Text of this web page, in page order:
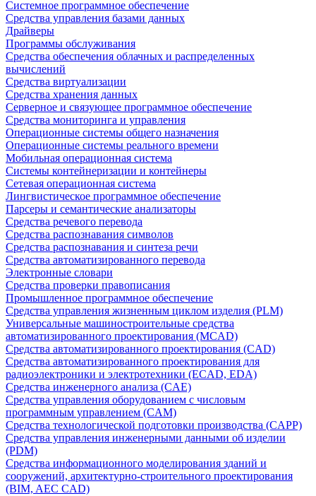
Системное программное обеспечение
Средства управления базами данных
Драйверы
Программы обслуживания
Средства обеспечения облачных и распределенных
вычислений
Средства виртуализации
Средства хранения данных
Серверное и связующее программное обеспечение
Средства мониторинга и управления
Операционные системы общего назначения
Операционные системы реального времени
Мобильная операционная система
Системы контейнеризации и контейнеры
Сетевая операционная система
Лингвистическое программное обеспечение
Парсеры и семантические анализаторы
Средства речевого перевода
Средства распознавания символов
Средства распознавания и синтеза речи
Средства автоматизированного перевода
Электронные словари
Средства проверки правописания
Промышленное программное обеспечение
Средства управления жизненным циклом изделия (PLM)
Универсальные машиностроительные средства
автоматизированного проектирования (MCAD)
Средства автоматизированного проектирования (CAD)
Средства автоматизированного проектирования для
радиоэлектроники и электротехники (ECAD, EDA)
Средства инженерного анализа (CAE)
Средства управления оборудованием с числовым
программным управлением (CAM)
Средства технологической подготовки производства (CAPP)
Средства управления инженерными данными об изделии
(PDM)
Средства информационного моделирования зданий и
сооружений, архитектурно-строительного проектирования
(BIM, AEC CAD)